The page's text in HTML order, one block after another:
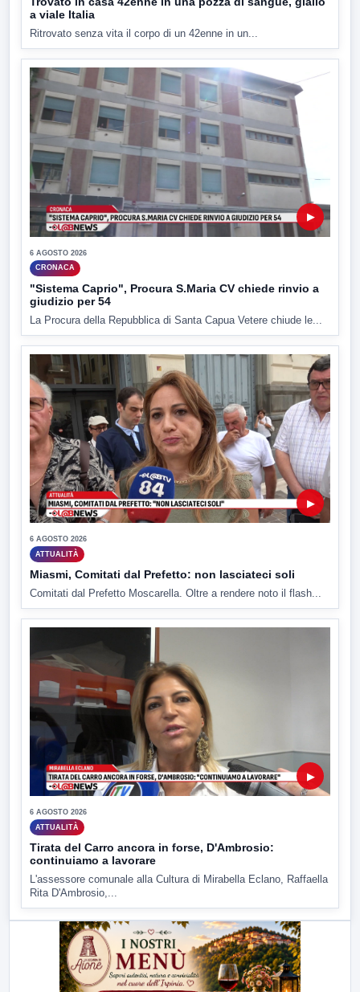
a viale Italia
Ritrovato senza vita il corpo di un 42enne in un...
▶
6 AGOSTO 2026
CRONACA
"Sistema Caprio", Procura S.Maria CV chiede rinvio a
giudizio per 54
La Procura della Repubblica di Santa Capua Vetere chiude le...
▶
6 AGOSTO 2026
ATTUALITÀ
Miasmi, Comitati dal Prefetto: non lasciateci soli
Comitati dal Prefetto Moscarella. Oltre a rendere noto il flash...
▶
6 AGOSTO 2026
ATTUALITÀ
Tirata del Carro ancora in forse, D'Ambrosio:
continuiamo a lavorare
L'assessore comunale alla Cultura di Mirabella Eclano, Raffaella
Rita D'Ambrosio,...